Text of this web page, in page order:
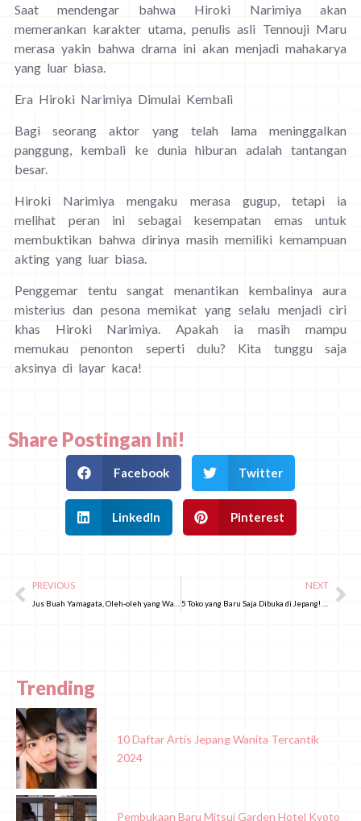
Saat mendengar bahwa Hiroki Narimiya akan
memerankan karakter utama, penulis asli Tennouji Maru
merasa yakin bahwa drama ini akan menjadi mahakarya
yang luar biasa.
Era Hiroki Narimiya Dimulai Kembali
Bagi seorang aktor yang telah lama meninggalkan
panggung, kembali ke dunia hiburan adalah tantangan
besar.
Hiroki Narimiya mengaku merasa gugup, tetapi ia
melihat peran ini sebagai kesempatan emas untuk
membuktikan bahwa dirinya masih memiliki kemampuan
akting yang luar biasa.
Penggemar tentu sangat menantikan kembalinya aura
misterius dan pesona memikat yang selalu menjadi ciri
khas Hiroki Narimiya. Apakah ia masih mampu
memukau penonton seperti dulu? Kita tunggu saja
aksinya di layar kaca!
Share Postingan Ini!
Facebook Twitter
LinkedIn Pinterest
PREVIOUS NEXT
Trending
10 Daftar Artis Jepang Wanita Tercantik
2024
Pembukaan Baru Mitsui Garden Hotel Kyoto